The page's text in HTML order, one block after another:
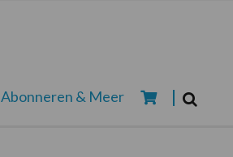
Abonneren & Meer